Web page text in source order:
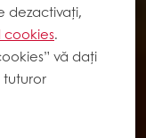
dezactivați,
cookies.
vă dați
tuturor